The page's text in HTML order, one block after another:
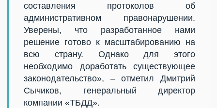
составления протоколов об
административном правонарушении.
Уверены, что разработанное нами
решение готово к масштабированию на
всю страну. Однако для этого
необходимо доработать существующее
законодательство», – отметил Дмитрий
Сычиков, генеральный директор
компании «ТБДД».